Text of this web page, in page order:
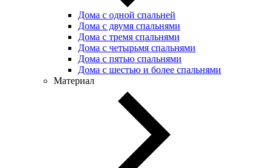
Дома с одной спальней
Дома с двумя спальнями
Дома с тремя спальнями
Дома с четырьмя спальнями
Дома с пятью спальнями
Дома с шестью и более спальнями
Материал